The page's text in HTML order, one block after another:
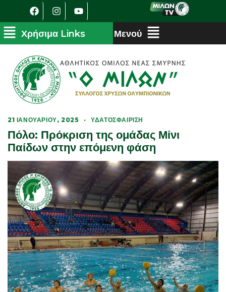
21 ΙΑΝΟΥΑΡΊΟΥ, 2025 · ΥΔΑΤΟΣΦΑΊΡΙΣΗ
Πόλο: Πρόκριση της ομάδας Μίνι
Παίδων στην επόμενη φάση